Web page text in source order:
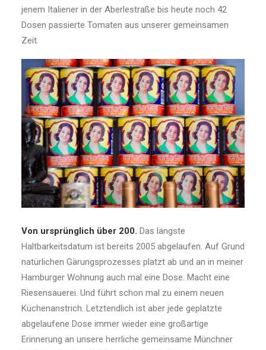
jenem Italiener in der Aberlestraße bis heute noch 42
Dosen passierte Tomaten aus unserer gemeinsamen
Zeit.
Von ursprünglich über 200. Das längste
Haltbarkeitsdatum ist bereits 2005 abgelaufen. Auf Grund
natürlichen Gärungsprozesses platzt ab und an in meiner
Hamburger Wohnung auch mal eine Dose. Macht eine
Riesensauerei. Und führt schon mal zu einem neuen
Küchenanstrich. Letztendlich ist aber jede geplatzte
abgelaufene Dose immer wieder eine großartige
Erinnerung an unsere herrliche gemeinsame Münchner